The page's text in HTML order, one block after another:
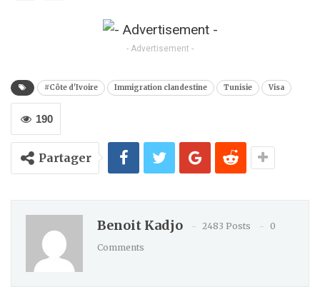
- Advertisement -
#Côte d'Ivoire Immigration clandestine Tunisie Visa
190
Partager
Benoit Kadjo 2483 Posts
0
Comments